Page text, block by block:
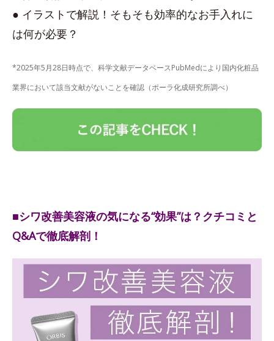
● イラストで解説！そもそも効率的なお手入れに
は何が必要？
*2025年5月28日時点で、科学文献データベースPubMedにより国内化粧品
業界において該当文献がないことを確認（ポーラ化成研究所調べ）
■シワ改善美容液の気になる“効果”は？クチコミと
Q&Aで徹底解剖！